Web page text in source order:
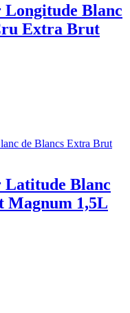
Blanc
Extra Brut
Blanc
Magnum 1,5L